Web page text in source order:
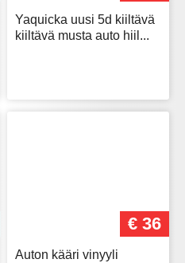
Yaquicka uusi 5d kiiltävä
kiiltävä musta auto hiil...
€ 36
Auton kääri vinyyli